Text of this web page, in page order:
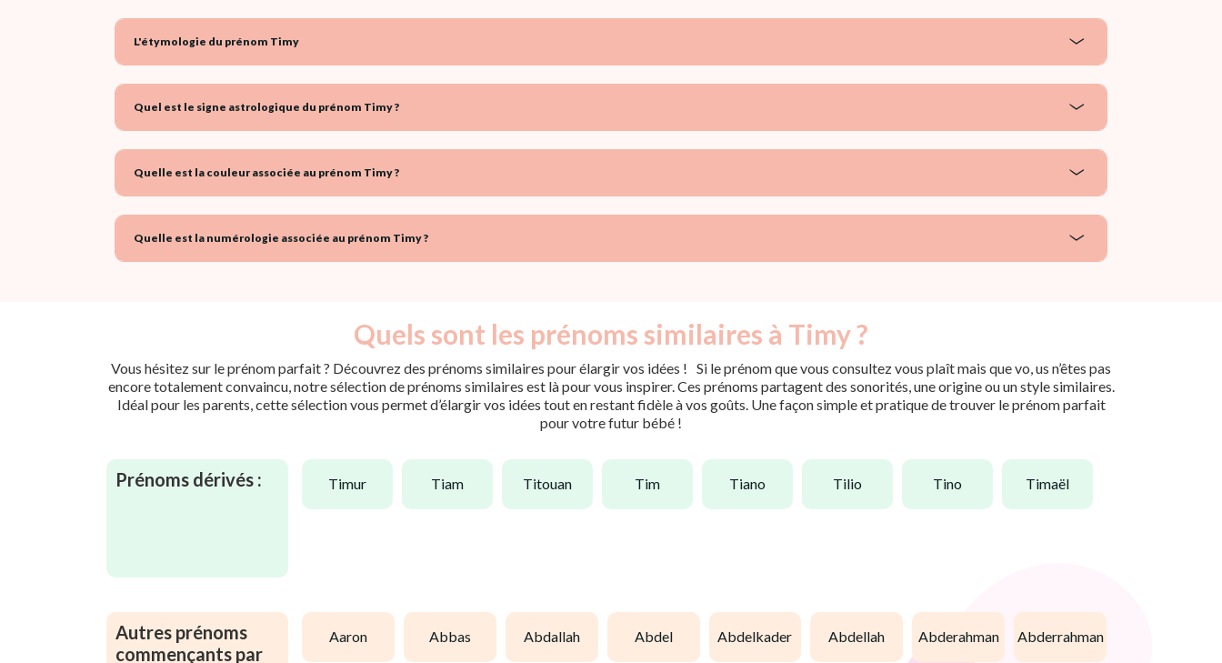
L'étymologie du prénom Timy
Quel est le signe astrologique du prénom Timy ?
Quelle est la couleur associée au prénom Timy ?
Quelle est la numérologie associée au prénom Timy ?
Quels sont les prénoms similaires à Timy ?
Vous hésitez sur le prénom parfait ? Découvrez des prénoms similaires pour élargir vos idées ! Si le prénom que vous consultez vous plaît mais que vo, us n’êtes pas
encore totalement convaincu, notre sélection de prénoms similaires est là pour vous inspirer. Ces prénoms partagent des sonorités, une origine ou un style similaires.
Idéal pour les parents, cette sélection vous permet d’élargir vos idées tout en restant fidèle à vos goûts. Une façon simple et pratique de trouver le prénom parfait
pour votre futur bébé !
Prénoms dérivés : timur tiam titouan tim tiano tilio tino timaël
Autres prénoms
commençants par
aaron abbas abdallah abdel abdelkader abdellah abderahman abderrahman